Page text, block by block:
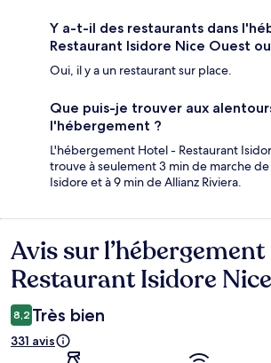
Y a-t-il des restaurants dans
Restaurant Isidore Nice Ouest
Oui, il y a un restaurant sur place.
Que puis-je trouver aux
l'hébergement ?
L'hébergement Hotel - Restaurant
trouve à seulement 3 min de marche
Isidore et à 9 min de Allianz Riviera.
Avis
Avis sur
Restaurant Isidore
8,2 Très bien
331 avis